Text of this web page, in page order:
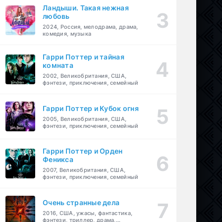
Ландыши. Такая нежная
любовь
2024, Россия, мелодрама, драма,
комедия, музыка
Гарри Поттер и тайная
комната
2002, Великобритания, США,
фэнтези, приключения, семейный
Гарри Поттер и Кубок огня
2005, Великобритания, США,
фэнтези, приключения, семейный
Гарри Поттер и Орден
Феникса
2007, Великобритания, США,
фэнтези, приключения, семейный
Очень странные дела
2016, США, ужасы, фантастика,
фэнтези, триллер, драма,